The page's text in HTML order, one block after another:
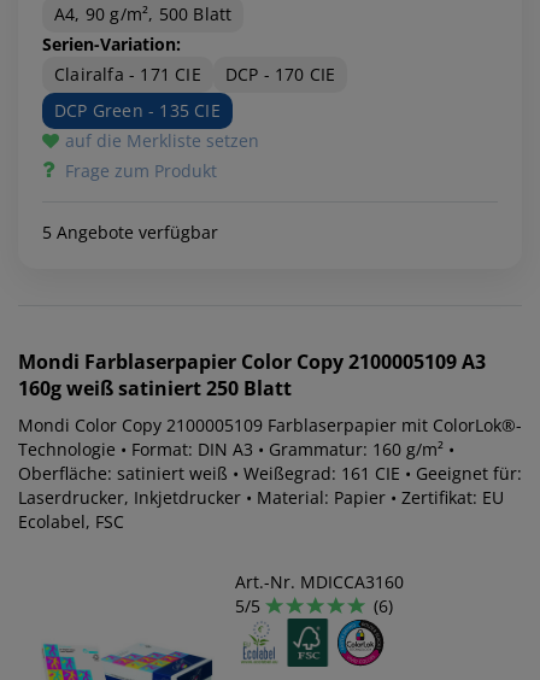
A4, 90 g/m², 500 Blatt
Serien-Variation:
Clairalfa - 171 CIE
DCP - 170 CIE
DCP Green - 135 CIE
auf die Merkliste setzen
Frage zum Produkt
5 Angebote verfügbar
Mondi Farblaserpapier Color Copy 2100005109 A3
160g weiß satiniert 250 Blatt
Mondi Color Copy 2100005109 Farblaserpapier mit ColorLok®-
Technologie • Format: DIN A3 • Grammatur: 160 g/m² •
Oberfläche: satiniert weiß • Weißegrad: 161 CIE • Geeignet für:
Laserdrucker, Inkjetdrucker • Material: Papier • Zertifikat: EU
Ecolabel, FSC
Art.-Nr. MDICCA3160
5/5
(6)